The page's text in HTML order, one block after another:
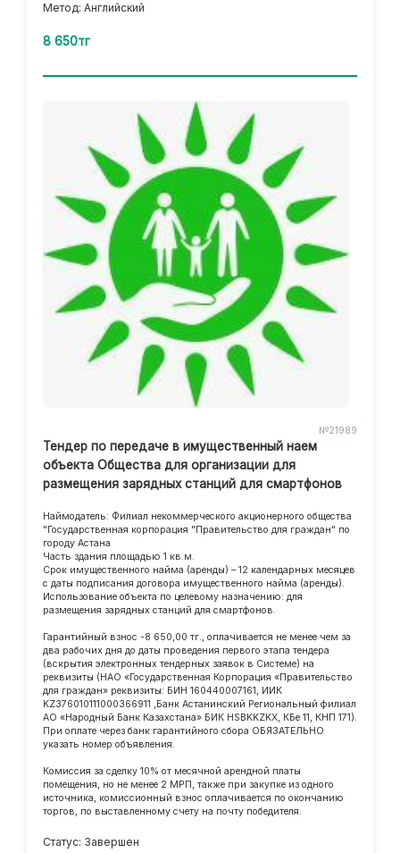
Метод: Английский
8 650тг
№21989
Тендер по передаче в имущественный наем
объекта Общества для организации для
размещения зарядных станций для смартфонов
Наймодатель: Филиал некоммерческого акционерного общества
"Государственная корпорация "Правительство для граждан" по
городу Астана
Часть здания площадью 1 кв.м.
Срок имущественного найма (аренды) – 12 календарных месяцев
с даты подписания договора имущественного найма (аренды).
Использование объекта по целевому назначению: для
размещения зарядных станций для смартфонов.
Гарантийный взнос -8 650,00 тг., оплачивается не менее чем за
два рабочих дня до даты проведения первого этапа тендера
(вскрытия электронных тендерных заявок в Системе) на
реквизиты (НАО «Государственная Корпорация «Правительство
для граждан» реквизиты: БИН 160440007161, ИИК
KZ376010111000366911 ,Банк Астанинский Региональный филиал
АО «Народный Банк Казахстана» БИК HSBKKZKX, КБе 11, КНП 171).
При оплате через банк гарантийного сбора ОБЯЗАТЕЛЬНО
указать номер объявления.
Комиссия за сделку 10% от месячной арендной платы
помещения, но не менее 2 МРП, также при закупке из одного
источника, комиссионный взнос оплачивается по окончанию
торгов, по выставленному счету на почту победителя.
Статус: Завершен